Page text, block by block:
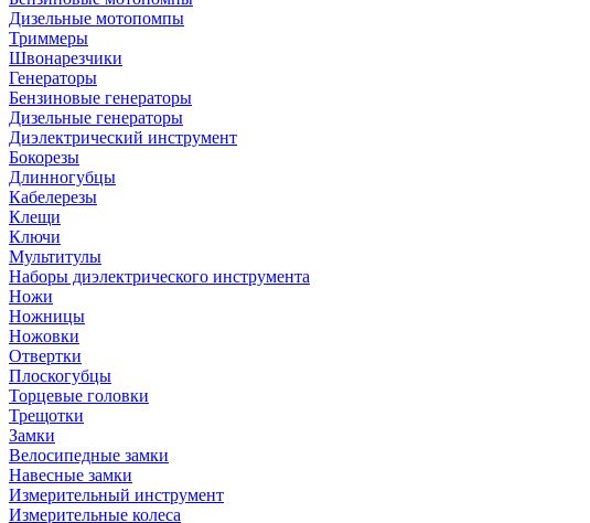
Дизельные мотопомпы
Триммеры
Швонарезчики
Генераторы
Бензиновые генераторы
Дизельные генераторы
Диэлектрический инструмент
Бокорезы
Длинногубцы
Кабелерезы
Клещи
Ключи
Мультитулы
Наборы диэлектрического инструмента
Ножи
Ножницы
Ножовки
Отвертки
Плоскогубцы
Торцевые головки
Трещотки
Замки
Велосипедные замки
Навесные замки
Измерительный инструмент
Измерительные колеса